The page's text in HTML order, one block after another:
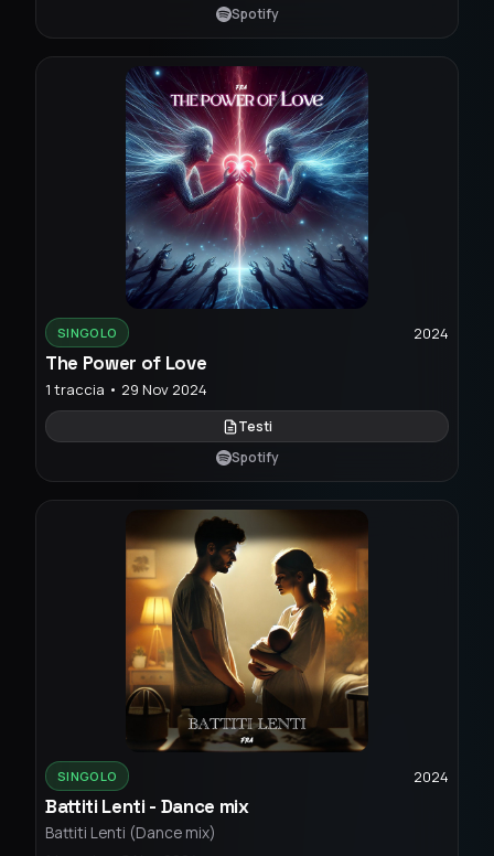
Spotify
SINGOLO 2024
The Power of Love
1 traccia • 29 Nov 2024
Testi
Spotify
SINGOLO 2024
Battiti Lenti - Dance mix
Battiti Lenti (Dance mix)